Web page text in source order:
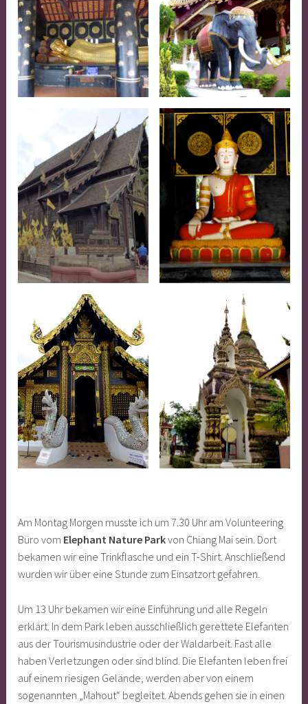
Am Montag Morgen musste ich um 7.30 Uhr am Volunteering
Büro vom Elephant Nature Parkvon Chiang Mai sein. Dort
bekamen wir eine Trinkflasche und ein T-Shirt. Anschließend
wurden wir über eine Stunde zum Einsatzort gefahren.
Um 13 Uhr bekamen wir eine Einführung und alle Regeln
erklärt. In dem Park leben ausschließlich gerettete Elefanten
aus der Tourismusindustrie oder der Waldarbeit. Fast alle
haben Verletzungen oder sind blind. Die Elefanten leben frei
auf einem riesigen Gelände, werden aber von einem
sogenannten „Mahout“ begleitet. Abends gehen sie in einen